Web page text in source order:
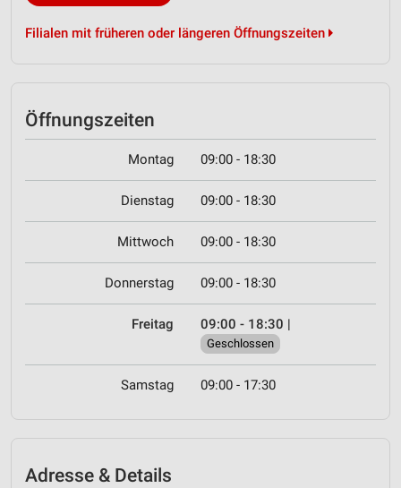
Filialen mit früheren oder längeren Öffnungszeiten
Öffnungszeiten
Montag 09:00 - 18:30
Dienstag 09:00 - 18:30
Mittwoch 09:00 - 18:30
Donnerstag 09:00 - 18:30
Freitag 09:00 - 18:30 |
Geschlossen
Samstag 09:00 - 17:30
Adresse & Details